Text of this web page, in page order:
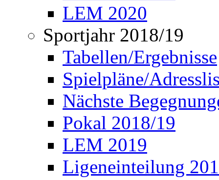
LEM 2020
Sportjahr 2018/19
Tabellen/Ergebnisse
Spielpläne/
Nächste
Pokal 2018/19
LEM 2019
Ligeneinteilung